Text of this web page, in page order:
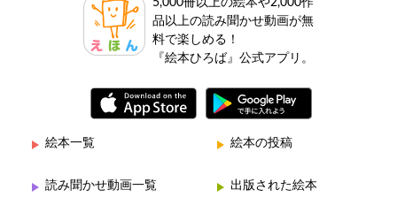
品以上の読み聞かせ動画が無
料で楽しめる！
『絵本ひろば』公式アプリ。
絵本一覧 絵本の投稿
読み聞かせ動画一覧 出版された絵本